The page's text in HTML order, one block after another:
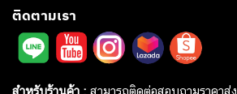
ติดตามเรา
สำหรับร้านค้า : สามารถติดต่อสอบถามราคาส่